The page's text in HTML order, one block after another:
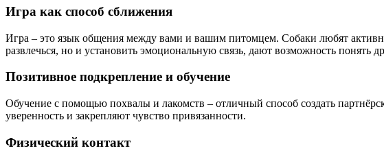
Игра как способ сближения
Игра – это язык общения между вами и вашим питомцем. Собаки любят
развлечься, но и установить эмоциональную связь, дают возможность понять
Позитивное подкрепление и обучение
Обучение с помощью похвалы и лакомств – отличный способ создать
уверенность и закрепляют чувство привязанности.
Физический контакт